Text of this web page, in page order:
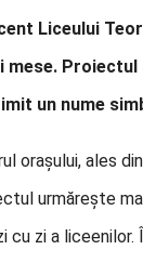
Liceului
mese.
un nume
orașului, ales
urmărește
cu zi a